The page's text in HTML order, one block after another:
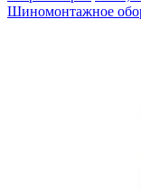
Шиномонтажное